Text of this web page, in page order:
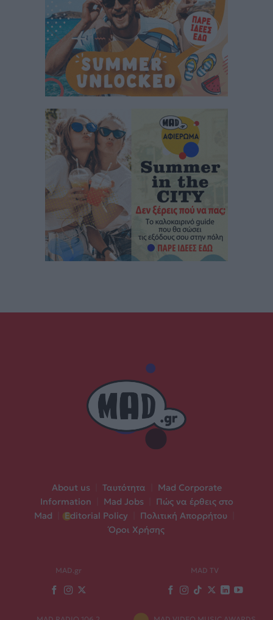
About us Ταυτότητα
Mad Corporate
Information
Mad Jobs
Πώς να έρθεις στο
Mad
Editorial Policy Πολιτική Απορρήτου
Όροι Χρήσης
MAD.gr MAD TV